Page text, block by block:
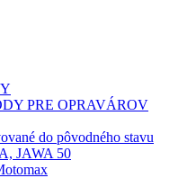
PRE OPRAVÁROV
do pôvodného stavu
JAWA 50